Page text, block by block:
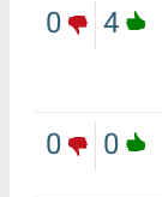
4
0
0
0